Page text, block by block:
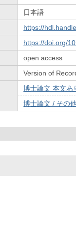
日本語
https://
https://doi.org/
open access
Version of
博士論文 本文あ
博士論文 / その